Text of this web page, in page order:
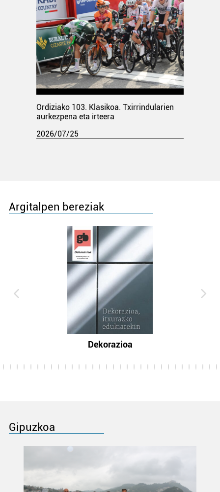
Ordiziako 103. Klasikoa. Txirrindularien
aurkezpena eta irteera
2026/07/25
Argitalpen bereziak
Dekorazioa
Gipuzkoa